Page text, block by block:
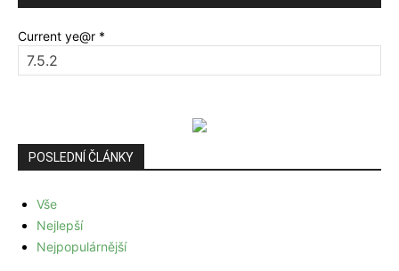
Current ye@r *
POSLEDNÍ ČLÁNKY
Vše
Nejlepší
Nejpopulárnější